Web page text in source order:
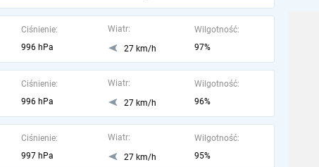
Ciśnienie:
996 hPa
Wiatr:
27 km/h
Wilgotność:
97%
Ciśnienie:
996 hPa
Wiatr:
27 km/h
Wilgotność:
96%
Ciśnienie:
997 hPa
Wiatr:
27 km/h
Wilgotność:
95%